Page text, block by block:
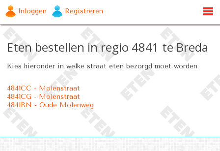
Inloggen Registreren
Eten bestellen in regio 4841 te Breda
Kies hieronder in welke straat eten bezorgd moet worden.
4841CC - Molenstraat
4841CG - Molenstraat
4841BN - Oude Molenweg